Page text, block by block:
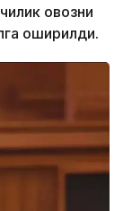
овозни
оширилди.